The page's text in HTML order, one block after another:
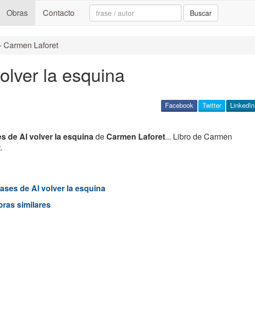
Obras Contacto Search: Buscar
Laforet
la esquina
LinkedIn
Twitter
Facebook
de Al volver la esquinadeCarmen Laforet... Libro de Carmen
de Al volver la esquina
similares